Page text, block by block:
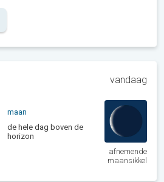
vandaag
maan
de hele dag boven de
horizon
afnemende
maansikkel